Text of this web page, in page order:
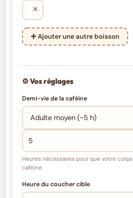
×
➕ Ajouter une autre boisson
⚙️ Vos réglages
Demi-vie de la caféine
Heures nécessaires pour que votre
caféine.
Heure du coucher cible